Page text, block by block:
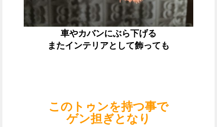
車やカバンにぶら下げる
またインテリアとして飾っても
このトゥンを持つ事で
ゲン担ぎとなり